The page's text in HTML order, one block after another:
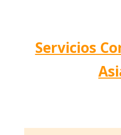
Servicios